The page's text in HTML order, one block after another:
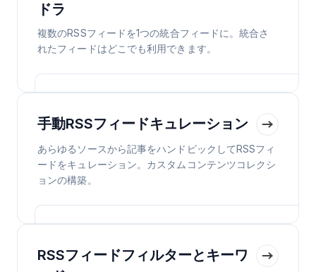
ドラ
複数のRSSフィードを1つの統合フィードに。統合さ
れたフィードはどこでも利用できます。
手動RSSフィードキュレーション
あらゆるソースから記事をハンドピックしてRSSフィ
ードをキュレーション。カスタムコンテンツコレクシ
ョンの構築。
RSSフィードフィルターとキーワ